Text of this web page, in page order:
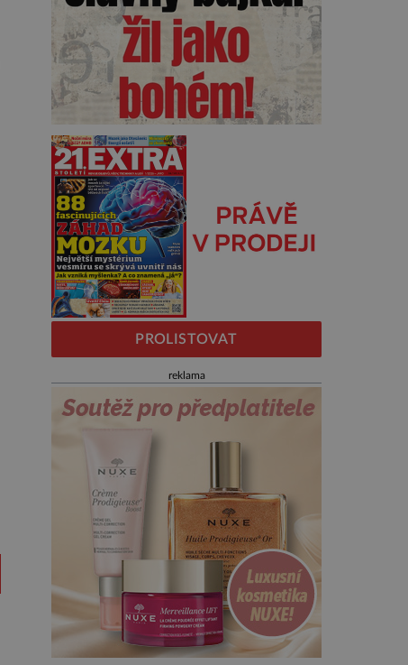
PROLISTOVAT
reklama